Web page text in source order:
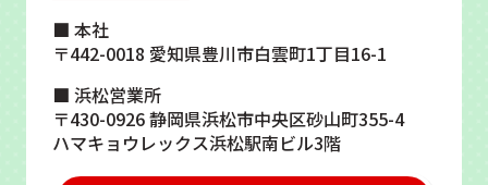
■ 本社
〒442-0018 愛知県豊川市白雲町1丁目16-1
■ 浜松営業所
〒430-0926 静岡県浜松市中央区砂山町355-4
ハマキョウレックス浜松駅南ビル3階